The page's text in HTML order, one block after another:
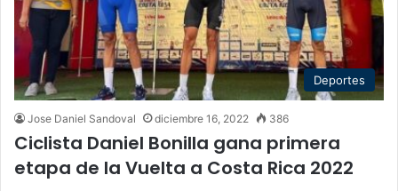
Deportes
Jose Daniel Sandoval diciembre 16, 2022 386
Ciclista Daniel Bonilla gana primera
etapa de la Vuelta a Costa Rica 2022